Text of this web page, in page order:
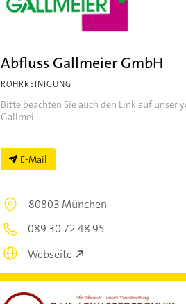
Abfluss Gallmeier GmbH
ROHRREINIGUNG
Bitte beachten Sie auch den Link auf
Gallmei...
E-Mail
80803 München
089 30 72 48 95
Webseite